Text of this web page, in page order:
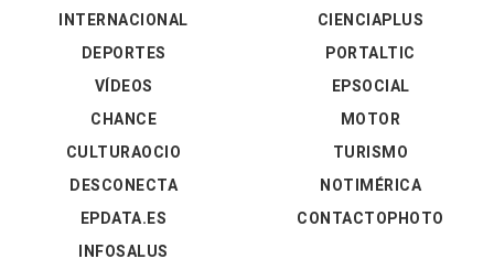
INTERNACIONAL
DEPORTES
VÍDEOS
CIENCIAPLUS
PORTALTIC
EPSOCIAL
CHANCE
CULTURAOCIO
DESCONECTA
EPDATA.ES
INFOSALUS
MOTOR
TURISMO
NOTIMÉRICA
CONTACTOPHOTO